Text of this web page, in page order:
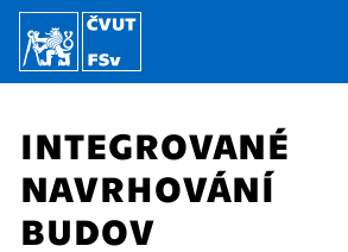
INTEGROVANÉ
NAVRHOVÁNÍ
BUDOV